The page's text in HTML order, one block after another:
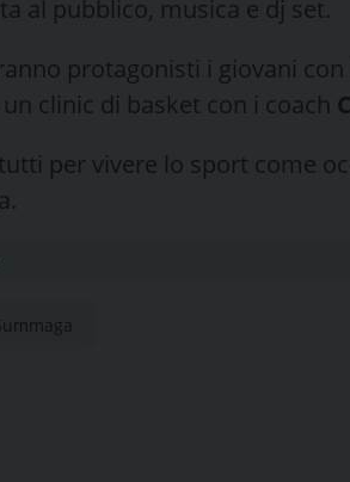
al pubblico, musica e dj set.
protagonisti i giovani
clinic di basket con i coach
per vivere lo sport come